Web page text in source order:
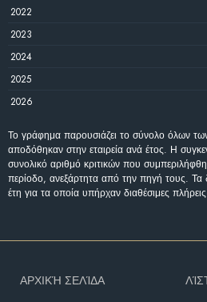
2022
2023
2024
2025
2026
Το γράφημα παρουσιάζει το σύνολο όλων
αποδόθηκαν στην εταιρεία ανά έτος. Η
συνολικό αριθμό κριτικών που
περίοδο, ανεξάρτητα από την πηγή τους. Τα
έτη για τα οποία υπήρχαν διαθέσιμες
ΑΡΧΙΚΉ ΣΕΛΊΔΑ